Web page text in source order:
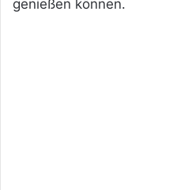
genießen können.